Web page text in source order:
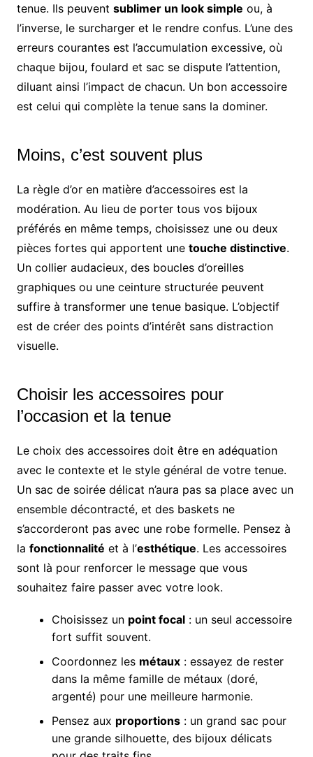
tenue. Ils peuvent sublimer un look simple ou, à
l’inverse, le surcharger et le rendre confus. L’une des
erreurs courantes est l’accumulation excessive, où
chaque bijou, foulard et sac se dispute l’attention,
diluant ainsi l’impact de chacun. Un bon accessoire
est celui qui complète la tenue sans la dominer.
Moins, c’est souvent plus
La règle d’or en matière d’accessoires est la
modération. Au lieu de porter tous vos bijoux
préférés en même temps, choisissez une ou deux
pièces fortes qui apportent une touche distinctive.
Un collier audacieux, des boucles d’oreilles
graphiques ou une ceinture structurée peuvent
suffire à transformer une tenue basique. L’objectif
est de créer des points d’intérêt sans distraction
visuelle.
Choisir les accessoires pour
l’occasion et la tenue
Le choix des accessoires doit être en adéquation
avec le contexte et le style général de votre tenue.
Un sac de soirée délicat n’aura pas sa place avec un
ensemble décontracté, et des baskets ne
s’accorderont pas avec une robe formelle. Pensez à
la fonctionnalité et à l’esthétique. Les accessoires
sont là pour renforcer le message que vous
souhaitez faire passer avec votre look.
Choisissez un point focal: un seul accessoire
fort suffit souvent.
Coordonnez les métaux: essayez de rester
dans la même famille de métaux (doré,
argenté) pour une meilleure harmonie.
Pensez aux proportions: un grand sac pour
une grande silhouette, des bijoux délicats